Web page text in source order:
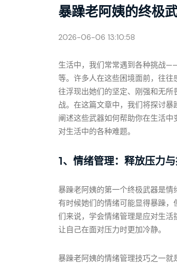
暴躁老阿姨的终极
2026-06-06 13:10:58
生活中，我们常常遇到各种挑战
等。许多人在这些困境面前，往
往浮现出她们的坚定、刚强和无
战。在这篇文章中，我们将探讨
阐述这些武器如何帮助你在生活
对生活中的各种难题。
1、情绪管理：释放压力
暴躁老阿姨的第一个终极武器是
有时候她们的情绪可能显得暴躁
们来说，学会情绪管理是应对生
让自己在面对压力时更加冷静。
暴躁老阿姨的情绪管理技巧之一